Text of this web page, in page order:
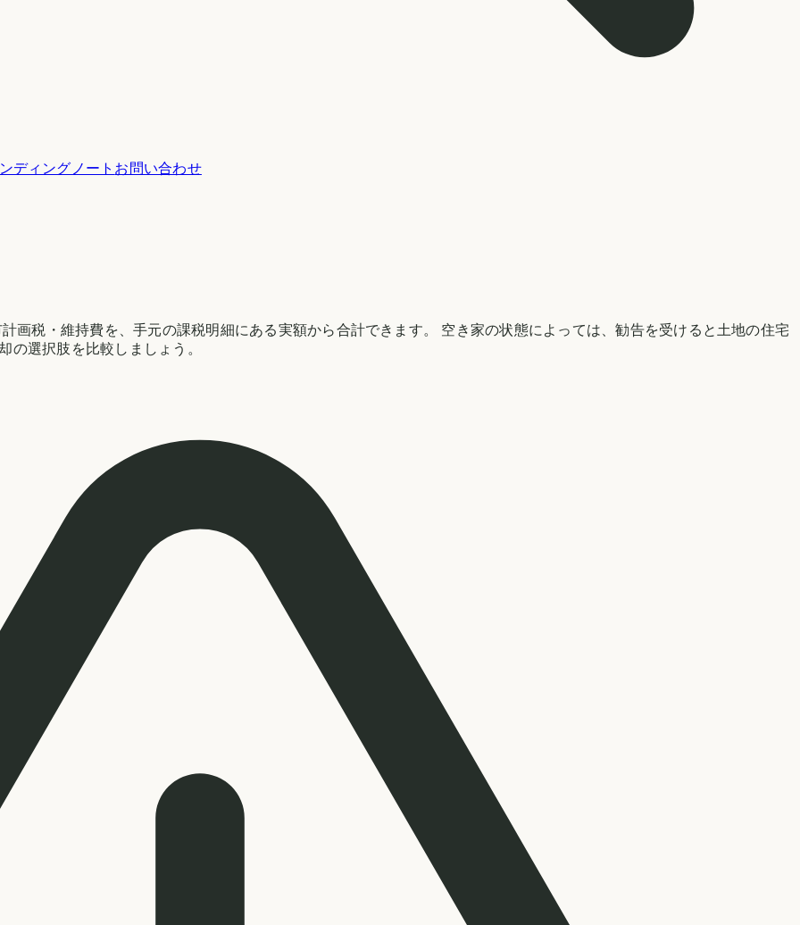
ディングノート お問い合わせ
計画税・維持費を、手元の課税明細にある実額から合計できます。 空き家の状態によっては、勧告を受けると土地の住宅
の選択肢を比較しましょう。